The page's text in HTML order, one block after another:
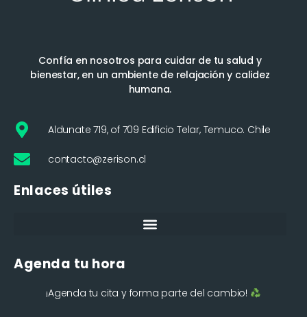
Confía en nosotros para cuidar de tu salud y
bienestar, en un ambiente de relajación y calidez
humana.
Aldunate 719, of 709 Edificio Telar, Temuco. Chile
contacto@zerison.cl
Enlaces útiles
Agenda tu hora
¡Agenda tu cita y forma parte del cambio!